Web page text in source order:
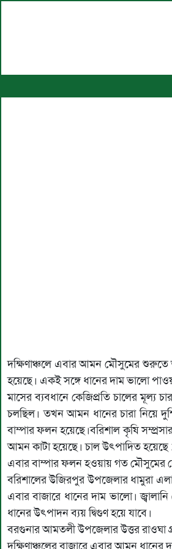
দক্ষিণাঞ্চলে এবার আমন মৌসুমের শুরুতে
হয়েছে। একই সঙ্গে ধানের দাম ভালো
মাসের ব্যবধানে কেজিপ্রতি চালের মূল্য
চলছিল। তখন আমন ধানের চারা নিয়ে
বাম্পার ফলন হয়েছে।বরিশাল কৃষি
আমন কাটা হয়েছে। চাল উৎপাদিত
এবার বাম্পার ফলন হওয়ায় গত মৌসুমের
বরিশালের উজিরপুর উপজেলার ধামুরা
এবার বাজারে ধানের দাম ভালো।
ধানের উৎপাদন ব্যয় দ্বিগুণ হয়ে যাবে।
বরগুনার আমতলী উপজেলার উত্তর রাওঘা
দক্ষিণাঞ্চলের বাজারে এবার আমন ধানের